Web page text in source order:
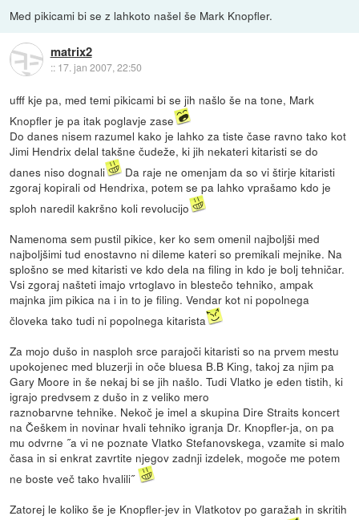
Med pikicami bi se z lahkoto našel še Mark Knopfler.
matrix2
:: 17. jan 2007, 22:50
ufff kje pa, med temi pikicami bi se jih našlo še na tone, Mark
Knopfler je pa itak poglavje zase
Do danes nisem razumel kako je lahko za tiste čase ravno tako kot
Jimi Hendrix delal takšne čudeže, ki jih nekateri kitaristi se do
danes niso dognali
Da raje ne omenjam da so vi štirje kitaristi
zgoraj kopirali od Hendrixa, potem se pa lahko vprašamo kdo je
sploh naredil kakršno koli revolucijo
Namenoma sem pustil pikice, ker ko sem omenil najboljši med
najboljšimi tud enostavno ni dileme kateri so premikali mejnike. Na
splošno se med kitaristi ve kdo dela na filing in kdo je bolj tehničar.
Vsi zgoraj našteti imajo vrtoglavo in blestečo tehniko, ampak
majnka jim pikica na i in to je filing. Vendar kot ni popolnega
človeka tako tudi ni popolnega kitarista
Za mojo dušo in nasploh srce parajoči kitaristi so na prvem mestu
upokojenec med bluzerji in oče bluesa B.B King, takoj za njim pa
Gary Moore in še nekaj bi se jih našlo. Tudi Vlatko je eden tistih, ki
igrajo predvsem z dušo in z veliko mero
raznobarvne tehnike. Nekoč je imel a skupina Dire Straits koncert
na Češkem in novinar hvali tehniko igranja Dr. Knopfler-ja, on pa
mu odvrne ˝a vi ne poznate Vlatko Stefanovskega, vzamite si malo
časa in si enkrat zavrtite njegov zadnji izdelek, mogoče me potem
ne boste več tako hvalili˝
Zatorej le koliko še je Knopfler-jev in Vlatkotov po garažah in skritih